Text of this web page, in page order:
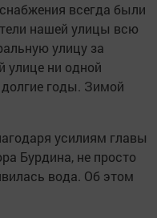
всегда были
нашей улицы всю
улицу за
улице ни одной
долгие годы. Зимой
усилиям главы
Бурдина, не просто
вода. Об этом